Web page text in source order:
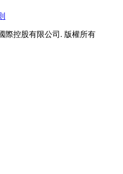
際控股有限公司. 版權所有